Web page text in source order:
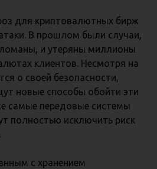
для криптовалютных бирж
В прошлом были случаи,
и утеряны миллионы
клиентов. Несмотря на
о своей безопасности,
новые способы обойти эти
самые передовые системы
полностью исключить риск
с хранением